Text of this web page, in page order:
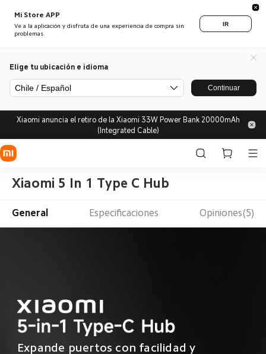
Mi Store APP
Ve a la aplicación y disfruta de una experiencia de compra sin
problemas.
IR
Elige tu ubicación e idioma
Chile / Español Continuar
Xiaomi anuncia el retiro de la Xiaomi 33W Power Bank 20000mAh
(Integrated Cable)
Xiaomi 5 In 1 Type C Hub
General Especificaciones Opiniones(5)
Expande puertos con facilidad y